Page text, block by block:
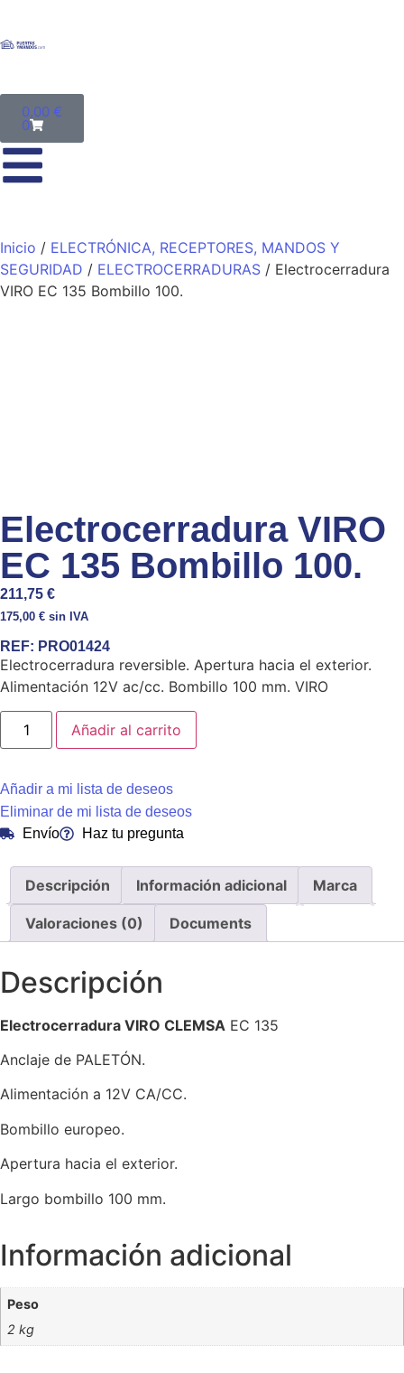
0,00 €
0
Inicio / ELECTRÓNICA, RECEPTORES, MANDOS Y
SEGURIDAD / ELECTROCERRADURAS / Electrocerradura
VIRO EC 135 Bombillo 100.
Electrocerradura VIRO
EC 135 Bombillo 100.
211,75 €
175,00 € sin IVA
REF: PRO01424
Electrocerradura reversible. Apertura hacia el exterior.
Alimentación 12V ac/cc. Bombillo 100 mm. VIRO
Añadir al carrito
Añadir a mi lista de deseos
Eliminar de mi lista de deseos
Envío
Haz tu pregunta
Descripción Información adicional Marca
Valoraciones (0) Documents
Descripción
Electrocerradura VIRO CLEMSA EC 135
Anclaje de PALETÓN.
Alimentación a 12V CA/CC.
Bombillo europeo.
Apertura hacia el exterior.
Largo bombillo 100 mm.
Información adicional
Peso
2 kg